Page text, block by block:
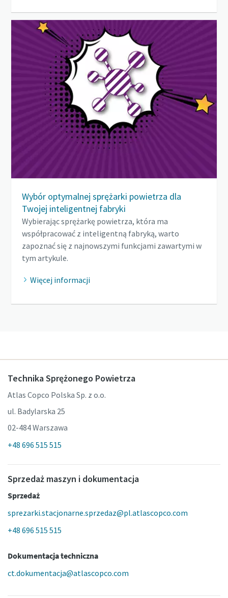
Wybór optymalnej sprężarki powietrza dla
Twojej inteligentnej fabryki
Wybierając sprężarkę powietrza, która ma
współpracować z inteligentną fabryką, warto
zapoznać się z najnowszymi funkcjami zawartymi w
tym artykule.
Więcej informacji
Technika Sprężonego Powietrza
Atlas Copco Polska Sp. z o.o.
ul. Badylarska 25
02-484 Warszawa
+48 696 515 515
Sprzedaż maszyn i dokumentacja
Sprzedaż
sprezarki.stacjonarne.sprzedaz@pl.atlascopco.com
+48 696 515 515
Dokumentacja techniczna
ct.dokumentacja@atlascopco.com